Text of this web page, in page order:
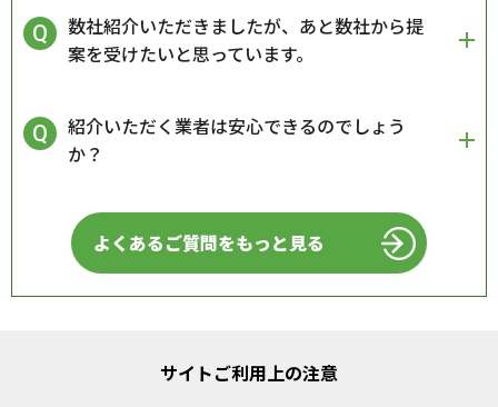
数社紹介いただきましたが、あと数社から提
案を受けたいと思っています。
紹介いただく業者は安心できるのでしょう
か？
よくあるご質問をもっと見る
サイトご利用上の注意